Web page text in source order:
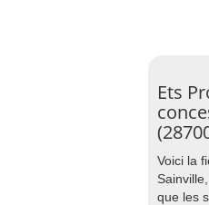
Ets
Voici la
que les